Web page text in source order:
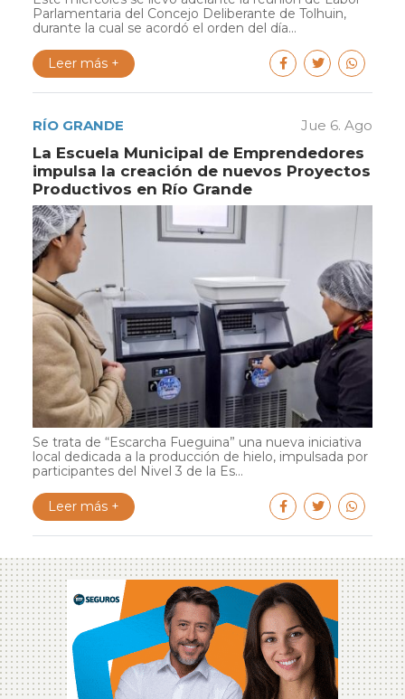
Parlamentaria del Concejo Deliberante de Tolhuin,
durante la cual se acordó el orden del día...
Leer más +
RÍO GRANDE Jue 6. Ago
La Escuela Municipal de Emprendedores
impulsa la creación de nuevos Proyectos
Productivos en Río Grande
Se trata de “Escarcha Fueguina” una nueva iniciativa
local dedicada a la producción de hielo, impulsada por
participantes del Nivel 3 de la Es...
Leer más +